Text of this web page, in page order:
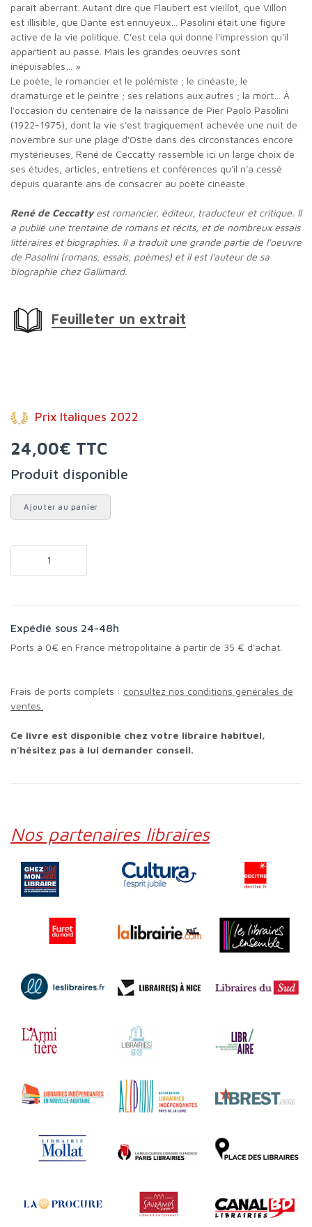
paraît aberrant. Autant dire que Flaubert est vieillot, que Villon
est illisible, que Dante est ennuyeux… Pasolini était une figure
active de la vie politique. C'est cela qui donne l'impression qu'il
appartient au passé. Mais les grandes oeuvres sont
inépuisables… »
Le poète, le romancier et le polémiste ; le cinéaste, le
dramaturge et le peintre ; ses relations aux autres ; la mort… À
l'occasion du centenaire de la naissance de Pier Paolo Pasolini
(1922-1975), dont la vie s'est tragiquement achevée une nuit de
novembre sur une plage d'Ostie dans des circonstances encore
mystérieuses, René de Ceccatty rassemble ici un large choix de
ses études, articles, entretiens et conférences qu'il n'a cessé
depuis quarante ans de consacrer au poète cinéaste.
René de Ceccattyest romancier, éditeur, traducteur et critique. Il
a publié une trentaine de romans et récits, et de nombreux essais
littéraires et biographies. Il a traduit une grande partie de l'oeuvre
de Pasolini (romans, essais, poèmes) et il est l'auteur de sa
biographie chez Gallimard.
Feuilleter un extrait
Prix Italiques 2022
24,00€ TTC
Produit disponible
Ajouter au panier
Expédié sous 24-48h
Ports à 0€ en France métropolitaine à partir de 35 € d'achat.
Frais de ports complets : consultez nos conditions générales de
ventes.
Ce livre est disponible chez votre libraire habituel,
n'hésitez pas à lui demander conseil.
Nos partenaires libraires